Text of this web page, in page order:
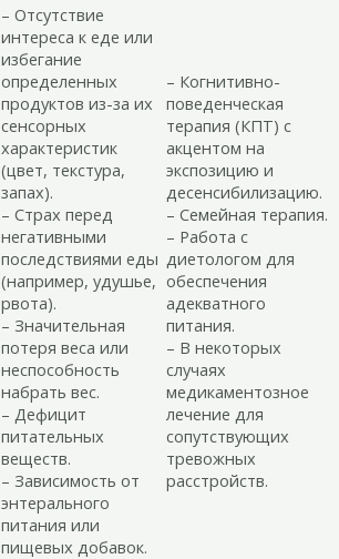
– Отсутствие
интереса к еде или
избегание
определенных
продуктов из-за их
сенсорных
характеристик
(цвет, текстура,
запах).
– Страх перед
негативными
последствиями еды
(например, удушье,
рвота).
– Значительная
потеря веса или
неспособность
набрать вес.
– Дефицит
питательных
веществ.
– Зависимость от
энтерального
питания или
пищевых добавок.
– Когнитивно-
поведенческая
терапия (КПТ) с
акцентом на
экспозицию и
десенсибилизацию.
– Семейная терапия.
– Работа с
диетологом для
обеспечения
адекватного
питания.
– В некоторых
случаях
медикаментозное
лечение для
сопутствующих
тревожных
расстройств.